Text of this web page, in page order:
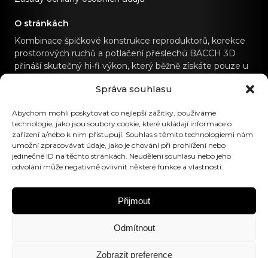
Správa souhlasu
Abychom mohli poskytovat co nejlepší zážitky, používáme
technologie, jako jsou soubory cookie, které ukládají informace o
zařízení a/nebo k nim přistupují. Souhlas s těmito technologiemi nám
umožní zpracovávat údaje, jako je chování při prohlížení nebo
jedinečné ID na těchto stránkách. Neudělení souhlasu nebo jeho
odvolání může negativně ovlivnit některé funkce a vlastnosti.
Přijmout
Odmítnout
Zobrazit preference
O stránkách
Kombinace špičkové konstrukce reproduktorů, korekce
prostorových ruchů a potlačení přeslechů BACCH 3D
přináší skutečný hi-fi výkon, který běžně získáte pouze u
hello@canvashifi.com Volejte +45 29 75 00 45
CANVAS HiFi ApS
Flade Engvej 4
Číslo DPH:DK43519425